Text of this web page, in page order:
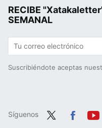
RECIBE
SEMANAL
Suscribiéndote aceptas
Síguenos